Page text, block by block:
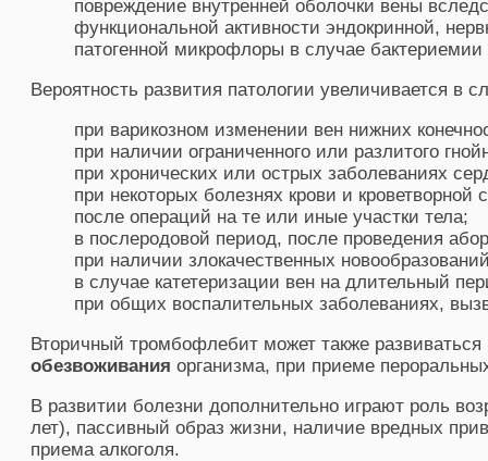
повреждение внутренней оболочки вены
функциональной активности эндокринной,
патогенной микрофлоры в случае
Вероятность развития патологии увеличивается в
при варикозном изменении вен нижних
при наличии ограниченного или разлитого
при хронических или острых заболеваниях
при некоторых болезнях крови и кроветворной
после операций на те или иные участки тела;
в послеродовой период, после проведения
при наличии злокачественных
в случае катетеризации вен на длительный
при общих воспалительных заболеваниях,
Вторичный тромбофлебит может также
обезвоживания организма, при приеме
В развитии болезни дополнительно играют роль
лет), пассивный образ жизни, наличие вредных
приема алкоголя.